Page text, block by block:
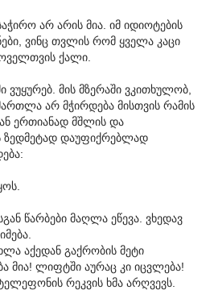
არ არის მია. იმ იდიოტების
ვინც თვლის რომ ყველა კაცი
ქალი.
მის მზერაში ვკითხულობ,
არ მჭირდება მისთვის რამის
ერთიანად მშლის და
ზედმეტად დაუფიქრებლად
წარბები მაღლა ეწევა. ვხედავ
აქედან გაქრობის მეტი
მია! ლიფტში აურაც კი იცვლება!
რეკვის ხმა არღვევს.